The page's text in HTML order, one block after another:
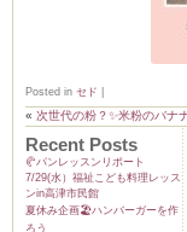
室
Posted in セド
« 次世代の粉？✨米粉のバナ
Recent Posts
🥐パンレッスンリポート
7/29(水）福祉こども料理レッス
ンin高津市民館
夏休み企画🏖️ハンバーガーを作
ろう